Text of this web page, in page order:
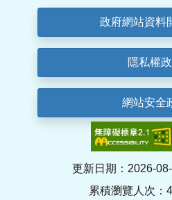
政府網站資料
隱私權
網站安全
更新日期：2026-
累積瀏覽人次：